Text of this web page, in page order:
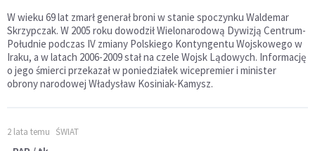
W wieku 69 lat zmarł generał broni w stanie spoczynku Waldemar
Skrzypczak. W 2005 roku dowodził Wielonarodową Dywizją Centrum-
Południe podczas IV zmiany Polskiego Kontyngentu Wojskowego w
Iraku, a w latach 2006-2009 stał na czele Wojsk Lądowych. Informację
o jego śmierci przekazał w poniedziałek wicepremier i minister
obrony narodowej Władysław Kosiniak-Kamysz.
2 lata temu ŚWIAT